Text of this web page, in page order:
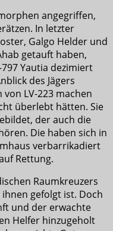
angegriffen,
In letzter
Galgo Helder und
getauft haben,
Yautia dezimiert
des Jägers
LV-223 machen
überlebt hätten. Sie
der auch die
Die haben sich in
verbarrikadiert
Rettung.
Raumkreuzers
gefolgt ist. Doch
und der erwachte
Helfer hinzugeholt